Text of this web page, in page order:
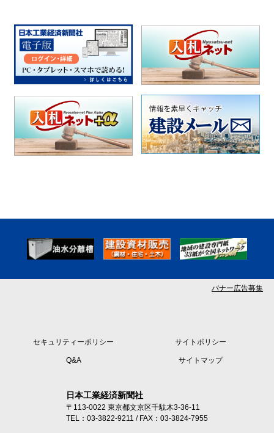
バナー広告募集
セキュリティーポリシー サイトポリシー
Q&A サイトマップ
日本工業経済新聞社
〒113-0022 東京都文京区千駄木3-36-11
TEL：03-3822-9211 / FAX：03-3824-7955